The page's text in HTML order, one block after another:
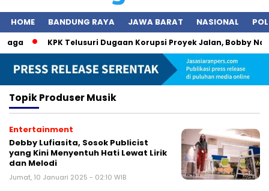
HOME BANDUNG RAYA JAWA BARAT NASIONAL
KPK Telusuri Dugaan Korupsi Proyek Jalan, Bobby
TopikProduser Musik
Entertainment
Debby Lufiasita, Sosok Publicist
yang Kini Menyentuh Hati Lewat Lirik
dan Melodi
Jumat, 10 Januari 2025 - 02:10 WIB